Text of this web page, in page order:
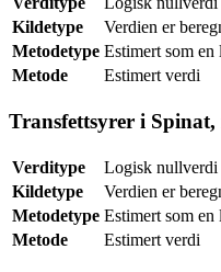
Kildetype
Verdien er
Metodetype Estimert som
Metode
Estimert verdi
Transfettsyrer i
Verditype
Logisk nullverdi
Kildetype
Verdien er
Metodetype Estimert som
Metode
Estimert verdi